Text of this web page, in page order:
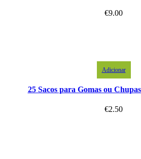
€9.00
Adicionar
25 Sacos para Gomas ou
€2.50